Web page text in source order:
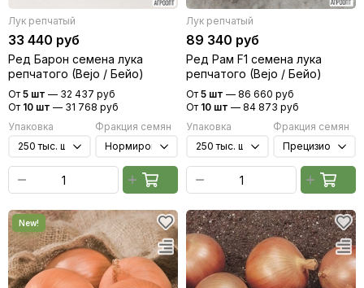
Лук репчатый
33 440 руб
Ред Барон семена лука
репчатого (Bejo / Бейо)
От 5 шт — 32 437 руб
От 10 шт — 31 768 руб
Упаковка
Фракция семян
Лук репчатый
89 340 руб
Ред Рам F1 семена лука
репчатого (Bejo / Бейо)
От 5 шт — 86 660 руб
От 10 шт — 84 873 руб
Упаковка
Фракция семян